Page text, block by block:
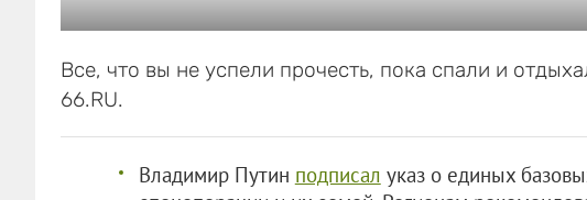
Все, что вы не успели прочесть, пока спали и
66.RU.
Владимир Путин подписал указ о единых